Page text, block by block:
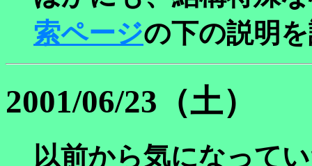
索ページの下の説明
2001/06/23（土）
以前から気になって